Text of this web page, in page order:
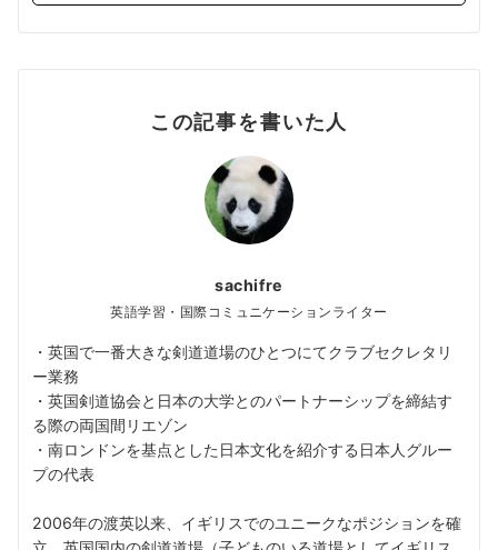
この記事を書いた人
sachifre
英語学習・国際コミュニケーションライター
・英国で一番大きな剣道道場のひとつにてクラブセクレタリ
ー業務
・英国剣道協会と日本の大学とのパートナーシップを締結す
る際の両国間リエゾン
・南ロンドンを基点とした日本文化を紹介する日本人グルー
プの代表
2006年の渡英以来、イギリスでのユニークなポジションを確